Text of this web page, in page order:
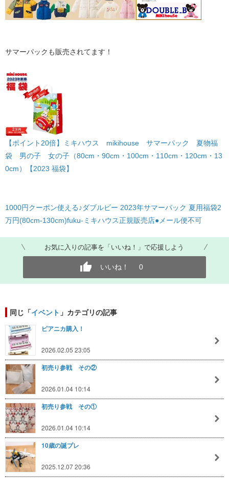
サマーパックも販売されてます！
【ポイント20倍】ミキハウス mikihouse サマーパック 夏物福
袋 男の子 女の子（80cm・90cm・100cm・110cm・120cm・13
0cm）【2023 福袋】
1000円クーポン使える♪ダブルビー 2023年サマーパック 夏用福袋2
万円(80cm-130cm)fuku-ミキハウス正規販売店●メール便不可
お気に入りの記事を「いいね！」で応援しよう
いいね！ 0
同じ「イベント 」カテゴリの記事
ピアニカ購入！
2026.02.05 23:05
初売り参戦 その②
2026.01.04 10:14
初売り参戦 その①
2026.01.04 10:14
10歳の誕プレ
2025.12.07 20:36